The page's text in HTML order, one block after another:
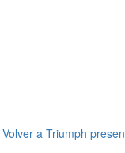
Volver a Triumph